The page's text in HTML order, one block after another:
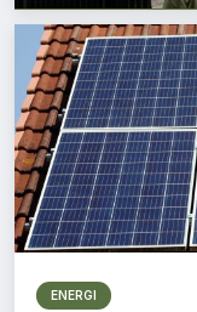
ENERGI